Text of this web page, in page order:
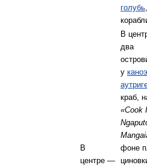
голубь
В
центре —
В
два
у каноэ
краб,
«Cook
фоне